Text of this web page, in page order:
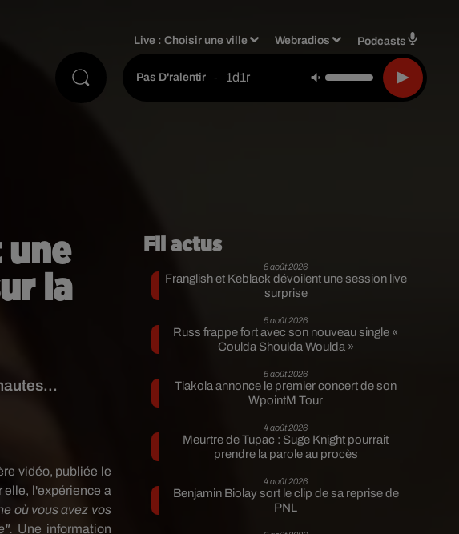
Live :Choisir une ville Webradios Podcasts
Pas D'ralentir - 1d1r
une
la
vidéo, publiée le
elle, l'expérience a
où vous avez vos
Une information
Fil actus
6 août 2026
Franglish et Keblack dévoilent une session live
surprise
5 août 2026
Russ frappe fort avec son nouveau single «
Coulda Shoulda Woulda »
5 août 2026
Tiakola annonce le premier concert de son
WpointM Tour
4 août 2026
Meurtre de Tupac : Suge Knight pourrait
prendre la parole au procès
4 août 2026
Benjamin Biolay sort le clip de sa reprise de
PNL